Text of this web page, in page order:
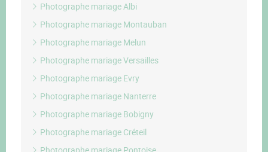
Photographe mariage Albi
Photographe mariage Montauban
Photographe mariage Melun
Photographe mariage Versailles
Photographe mariage Evry
Photographe mariage Nanterre
Photographe mariage Bobigny
Photographe mariage Créteil